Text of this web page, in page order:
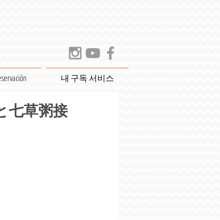
내 구독 서비스
七草粥接